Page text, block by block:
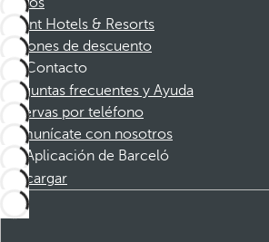
Dorint Hotels & Resorts
Cupones de descuento
Contacto
Preguntas frecuentes y Ayuda
Reservas por teléfono
Comunícate con nosotros
Aplicación de Barceló
Descargar